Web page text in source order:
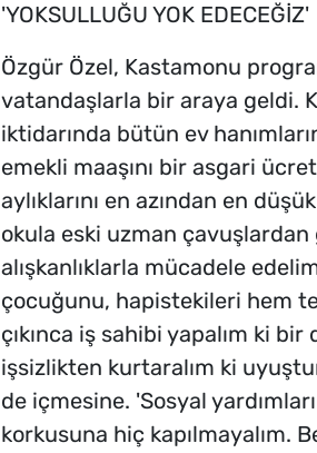
'YOKSULLUĞU YOK EDECEĞİZ'
Özgür Özel, Kastamonu
vatandaşlarla bir araya geldi.
iktidarında bütün ev
emekli maaşını bir asgari
aylıklarını en azından en
okula eski uzman
alışkanlıklarla mücadele
çocuğunu, hapistekileri hem
çıkınca iş sahibi yapalım ki
işsizlikten kurtaralım ki
de içmesine. 'Sosyal
korkusuna hiç kapılmayalım.